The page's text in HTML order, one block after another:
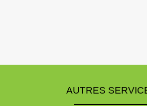
AUTRES